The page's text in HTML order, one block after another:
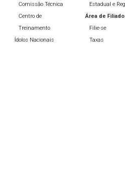
Comissão Técnica
Centro de
Treinamento
Ídolos Nacionais
Estadual e
Área de
Filie-se
Taxas